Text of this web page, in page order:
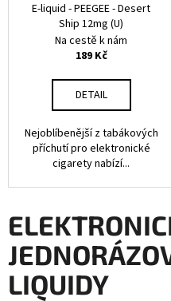
E-liquid - PEEGEE - Desert
Ship 12mg (U)
Na cestě k nám
189 Kč
DETAIL
Nejoblíbenější z tabákových
příchutí pro elektronické
cigarety nabízí...
LIQUIDY